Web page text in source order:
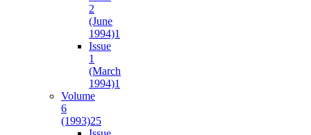
2
(June
1994)1
Issue
1
(March
1994)1
Volume
6
(1993)25